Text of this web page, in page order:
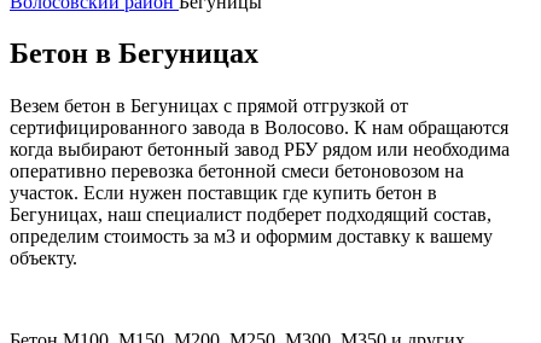
Бетон в Бегуницах
Везем бетон в Бегуницах с прямой отгрузкой от
сертифицированного завода в Волосово. К нам обращаются
когда выбирают бетонный завод РБУ рядом или необходима
оперативно перевозка бетонной смеси бетоновозом на
участок. Если нужен поставщик где купить бетон в
Бегуницах, наш специалист подберет подходящий состав,
определим стоимость за м3 и оформим доставку к вашему
объекту.